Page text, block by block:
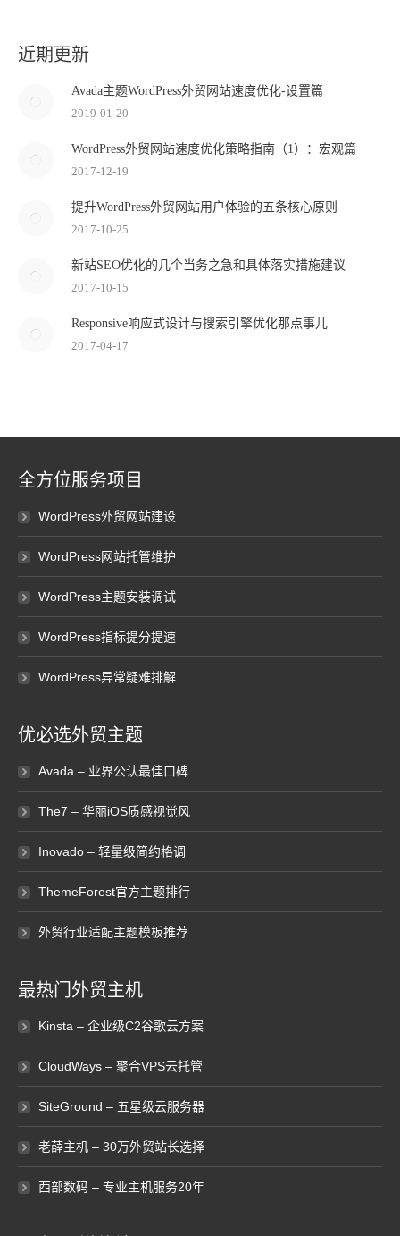
近期更新
Avada主题WordPress外贸网站速度优化-设置篇
2019-01-20
WordPress外贸网站速度优化策略指南（1）：宏观篇
2017-12-19
提升WordPress外贸网站用户体验的五条核心原则
2017-10-25
新站SEO优化的几个当务之急和具体落实措施建议
2017-10-15
Responsive响应式设计与搜索引擎优化那点事儿
2017-04-17
全方位服务项目
WordPress外贸网站建设
WordPress网站托管维护
WordPress主题安装调试
WordPress指标提分提速
WordPress异常疑难排解
优必选外贸主题
Avada – 业界公认最佳口碑
The7 – 华丽iOS质感视觉风
Inovado – 轻量级简约格调
ThemeForest官方主题排行
外贸行业适配主题模板推荐
最热门外贸主机
Kinsta – 企业级C2谷歌云方案
CloudWays – 聚合VPS云托管
SiteGround – 五星级云服务器
老薛主机 – 30万外贸站长选择
西部数码 – 专业主机服务20年